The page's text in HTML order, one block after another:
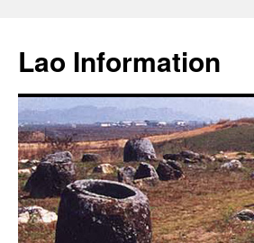
contenu
Lao Information